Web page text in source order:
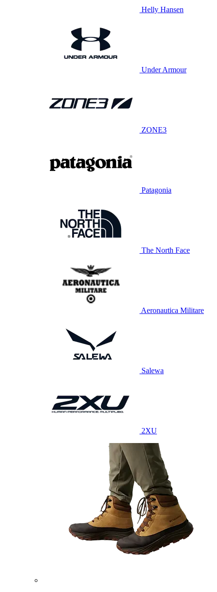
Helly Hansen
Under Armour
ZONE3
Patagonia
The North Face
Aeronautica Militare
Salewa
2XU